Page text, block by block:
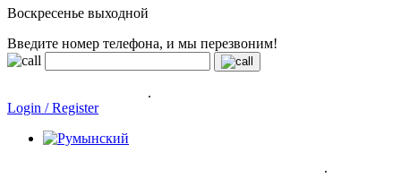
Воскресенье выходной
Введите номер телефона, и мы перезвоним!
.
Login / Register
.